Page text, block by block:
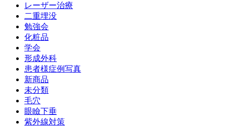
レーザー治療
二重埋没
勉強会
化粧品
学会
形成外科
患者様症例写真
新商品
未分類
毛穴
眼瞼下垂
紫外線対策